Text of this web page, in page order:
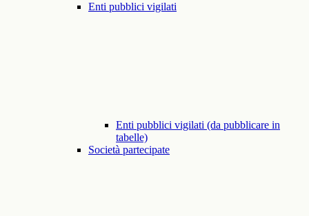
Enti pubblici vigilati
Enti pubblici vigilati (da pubblicare in
tabelle)
Società partecipate